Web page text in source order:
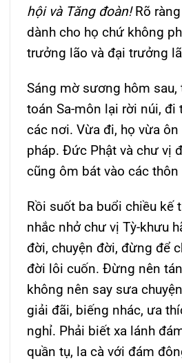
hội và Tăng đoàn!Rõ
dành cho họ chứ không
trưởng lão và đại trưởng
Sáng mờ sương hôm
toán Sa-môn lại rời núi,
các nơi. Vừa đi, họ vừa
pháp. Đức Phật và chư vị
cũng ôm bát vào các thôn
Rồi suốt ba buổi chiều kế
nhắc nhở chư vị Tỳ-khưu
đời, chuyện đời, đừng để
đời lôi cuốn. Đừng nên
không nên say sưa
giải đãi, biếng nhác, ưa
nghỉ. Phải biết xa lánh
quần tụ, la cà với đám